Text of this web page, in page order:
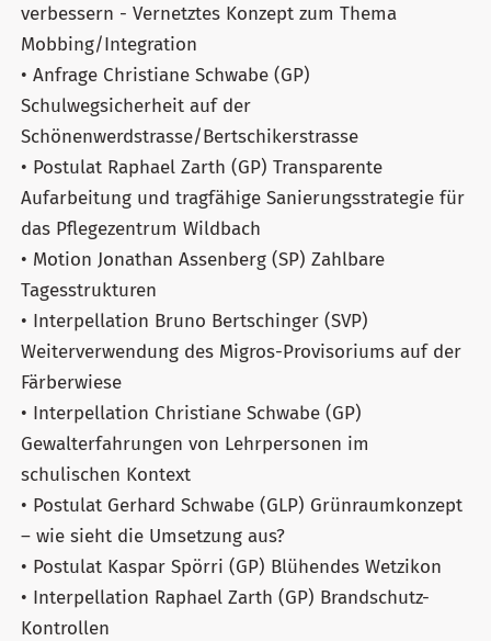
verbessern - Vernetztes Konzept zum Thema
Mobbing/Integration
• Anfrage Christiane Schwabe (GP)
Schulwegsicherheit auf der
Schönenwerdstrasse/Bertschikerstrasse
• Postulat Raphael Zarth (GP) Transparente
Aufarbeitung und tragfähige Sanierungsstrategie für
das Pflegezentrum Wildbach
• Motion Jonathan Assenberg (SP) Zahlbare
Tagesstrukturen
• Interpellation Bruno Bertschinger (SVP)
Weiterverwendung des Migros-Provisoriums auf der
Färberwiese
• Interpellation Christiane Schwabe (GP)
Gewalterfahrungen von Lehrpersonen im
schulischen Kontext
• Postulat Gerhard Schwabe (GLP) Grünraumkonzept
– wie sieht die Umsetzung aus?
• Postulat Kaspar Spörri (GP) Blühendes Wetzikon
• Interpellation Raphael Zarth (GP) Brandschutz-
Kontrollen